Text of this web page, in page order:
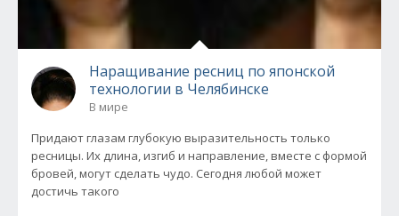
Наращивание ресниц по японской
технологии в Челябинске
В мире
Придают глазам глубокую выразительность только
ресницы. Их длина, изгиб и направление, вместе с формой
бровей, могут сделать чудо. Сегодня любой может
достичь такого